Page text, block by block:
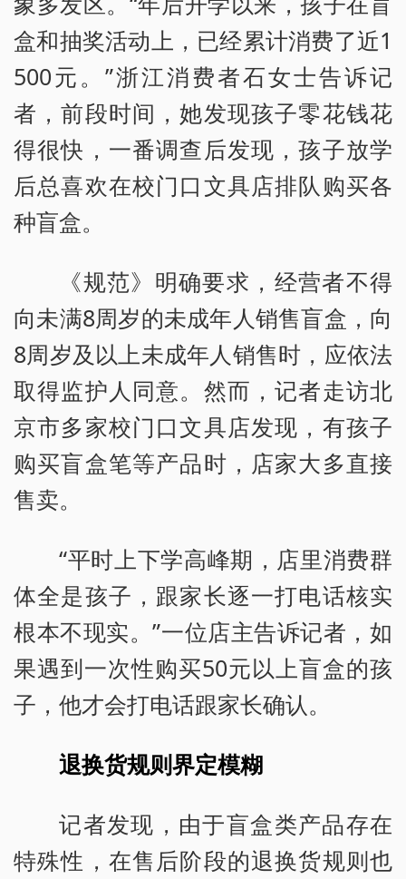
盒和抽奖活动上，已经累计消费了近1
500元。”浙江消费者石女士告诉记
者，前段时间，她发现孩子零花钱花
得很快，一番调查后发现，孩子放学
后总喜欢在校门口文具店排队购买各
种盲盒。
《规范》明确要求，经营者不得
向未满8周岁的未成年人销售盲盒，向
8周岁及以上未成年人销售时，应依法
取得监护人同意。然而，记者走访北
京市多家校门口文具店发现，有孩子
购买盲盒笔等产品时，店家大多直接
售卖。
“平时上下学高峰期，店里消费群
体全是孩子，跟家长逐一打电话核实
根本不现实。”一位店主告诉记者，如
果遇到一次性购买50元以上盲盒的孩
子，他才会打电话跟家长确认。
退换货规则界定模糊
记者发现，由于盲盒类产品存在
特殊性，在售后阶段的退换货规则也